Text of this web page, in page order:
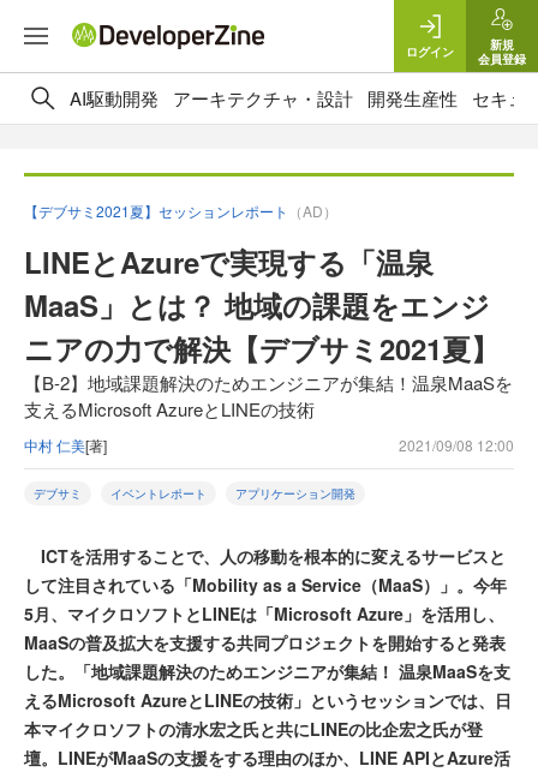
ログイン
新規
会員登録
AI駆動開発 アーキテクチャ・設計 開発生産性 セキュ
【デブサミ2021夏】セッションレポート （AD）
LINEとAzureで実現する「温泉
MaaS」とは？ 地域の課題をエンジ
ニアの力で解決【デブサミ2021夏】
【B-2】地域課題解決のためエンジニアが集結！温泉MaaSを
支えるMicrosoft AzureとLINEの技術
中村 仁美[著] 2021/09/08 12:00
デブサミ イベントレポート アプリケーション開発
ICTを活用することで、人の移動を根本的に変えるサービスと
して注目されている「Mobility as a Service（MaaS）」。今年
5月、マイクロソフトとLINEは「Microsoft Azure」を活用し、
MaaSの普及拡大を支援する共同プロジェクトを開始すると発表
した。「地域課題解決のためエンジニアが集結！ 温泉MaaSを支
えるMicrosoft AzureとLINEの技術」というセッションでは、日
本マイクロソフトの清水宏之氏と共にLINEの比企宏之氏が登
壇。LINEがMaaSの支援をする理由のほか、LINE APIとAzure活